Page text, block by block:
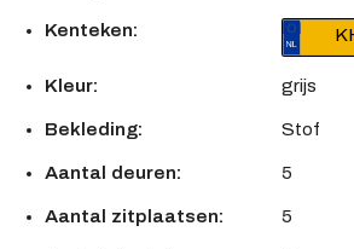
Kenteken:
Kleur: grijs
Bekleding: Stof
Aantal deuren: 5
Aantal zitplaatsen: 5